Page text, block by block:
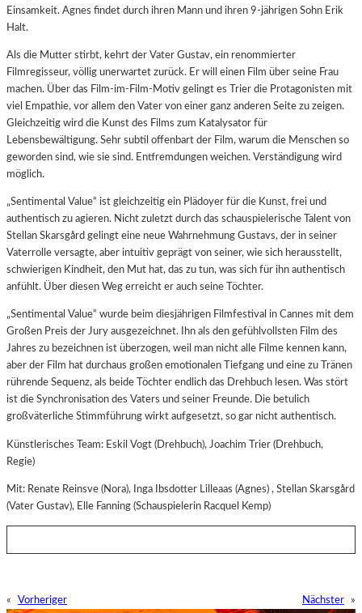
Einsamkeit. Agnes findet durch ihren Mann und ihren 9-jährigen Sohn Erik
Halt.
Als die Mutter stirbt, kehrt der Vater Gustav, ein renommierter
Filmregisseur, völlig unerwartet zurück. Er will einen Film über seine Frau
machen. Über das Film-im-Film-Motiv gelingt es Trier die Protagonisten mit
viel Empathie, vor allem den Vater von einer ganz anderen Seite zu zeigen.
Gleichzeitig wird die Kunst des Films zum Katalysator für
Lebensbewältigung. Sehr subtil offenbart der Film, warum die Menschen so
geworden sind, wie sie sind. Entfremdungen weichen. Verständigung wird
möglich.
„Sentimental Value“ ist gleichzeitig ein Plädoyer für die Kunst, frei und
authentisch zu agieren. Nicht zuletzt durch das schauspielerische Talent von
Stellan Skarsgård gelingt eine neue Wahrnehmung Gustavs, der in seiner
Vaterrolle versagte, aber intuitiv geprägt von seiner, wie sich herausstellt,
schwierigen Kindheit, den Mut hat, das zu tun, was sich für ihn authentisch
anfühlt. Über diesen Weg erreicht er auch seine Töchter.
„Sentimental Value“ wurde beim diesjährigen Filmfestival in Cannes mit dem
Großen Preis der Jury ausgezeichnet. Ihn als den gefühlvollsten Film des
Jahres zu bezeichnen ist überzogen, weil man nicht alle Filme kennen kann,
aber der Film hat durchaus großen emotionalen Tiefgang und eine zu Tränen
rührende Sequenz, als beide Töchter endlich das Drehbuch lesen. Was stört
ist die Synchronisation des Vaters und seiner Freunde. Die betulich
großväterliche Stimmführung wirkt aufgesetzt, so gar nicht authentisch.
Künstlerisches Team: Eskil Vogt (Drehbuch), Joachim Trier (Drehbuch,
Regie)
Mit: Renate Reinsve (Nora), Inga Ibsdotter Lilleaas (Agnes) , Stellan Skarsgård
(Vater Gustav), Elle Fanning (Schauspielerin Racquel Kemp)
« Vorheriger Nächster »